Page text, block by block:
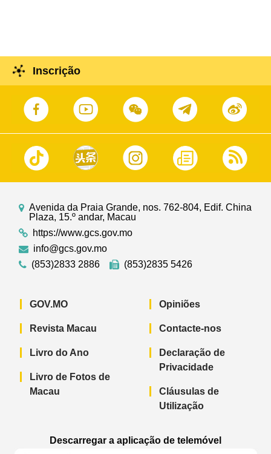
à Lei n.º 15/2009 ‒ Disposições Fundamentais do
Estatuto do Pessoal de Direcção e Chefia”.
Inscrição
Avenida da Praia Grande, nos. 762-804, Edif. China
Plaza, 15.º andar, Macau
https://www.gcs.gov.mo
info@gcs.gov.mo
(853)2833 2886
(853)2835 5426
GOV.MO
Revista Macau
Livro do Ano
Livro de Fotos de
Macau
Opiniões
Contacte-nos
Declaração de
Privacidade
Cláusulas de
Utilização
Descarregar a aplicação de telemóvel